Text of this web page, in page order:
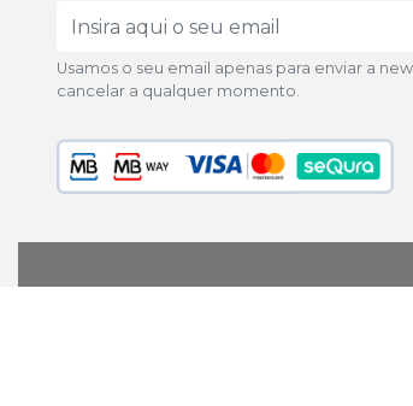
Usamos o seu email apenas para enviar a
cancelar a qualquer momento.